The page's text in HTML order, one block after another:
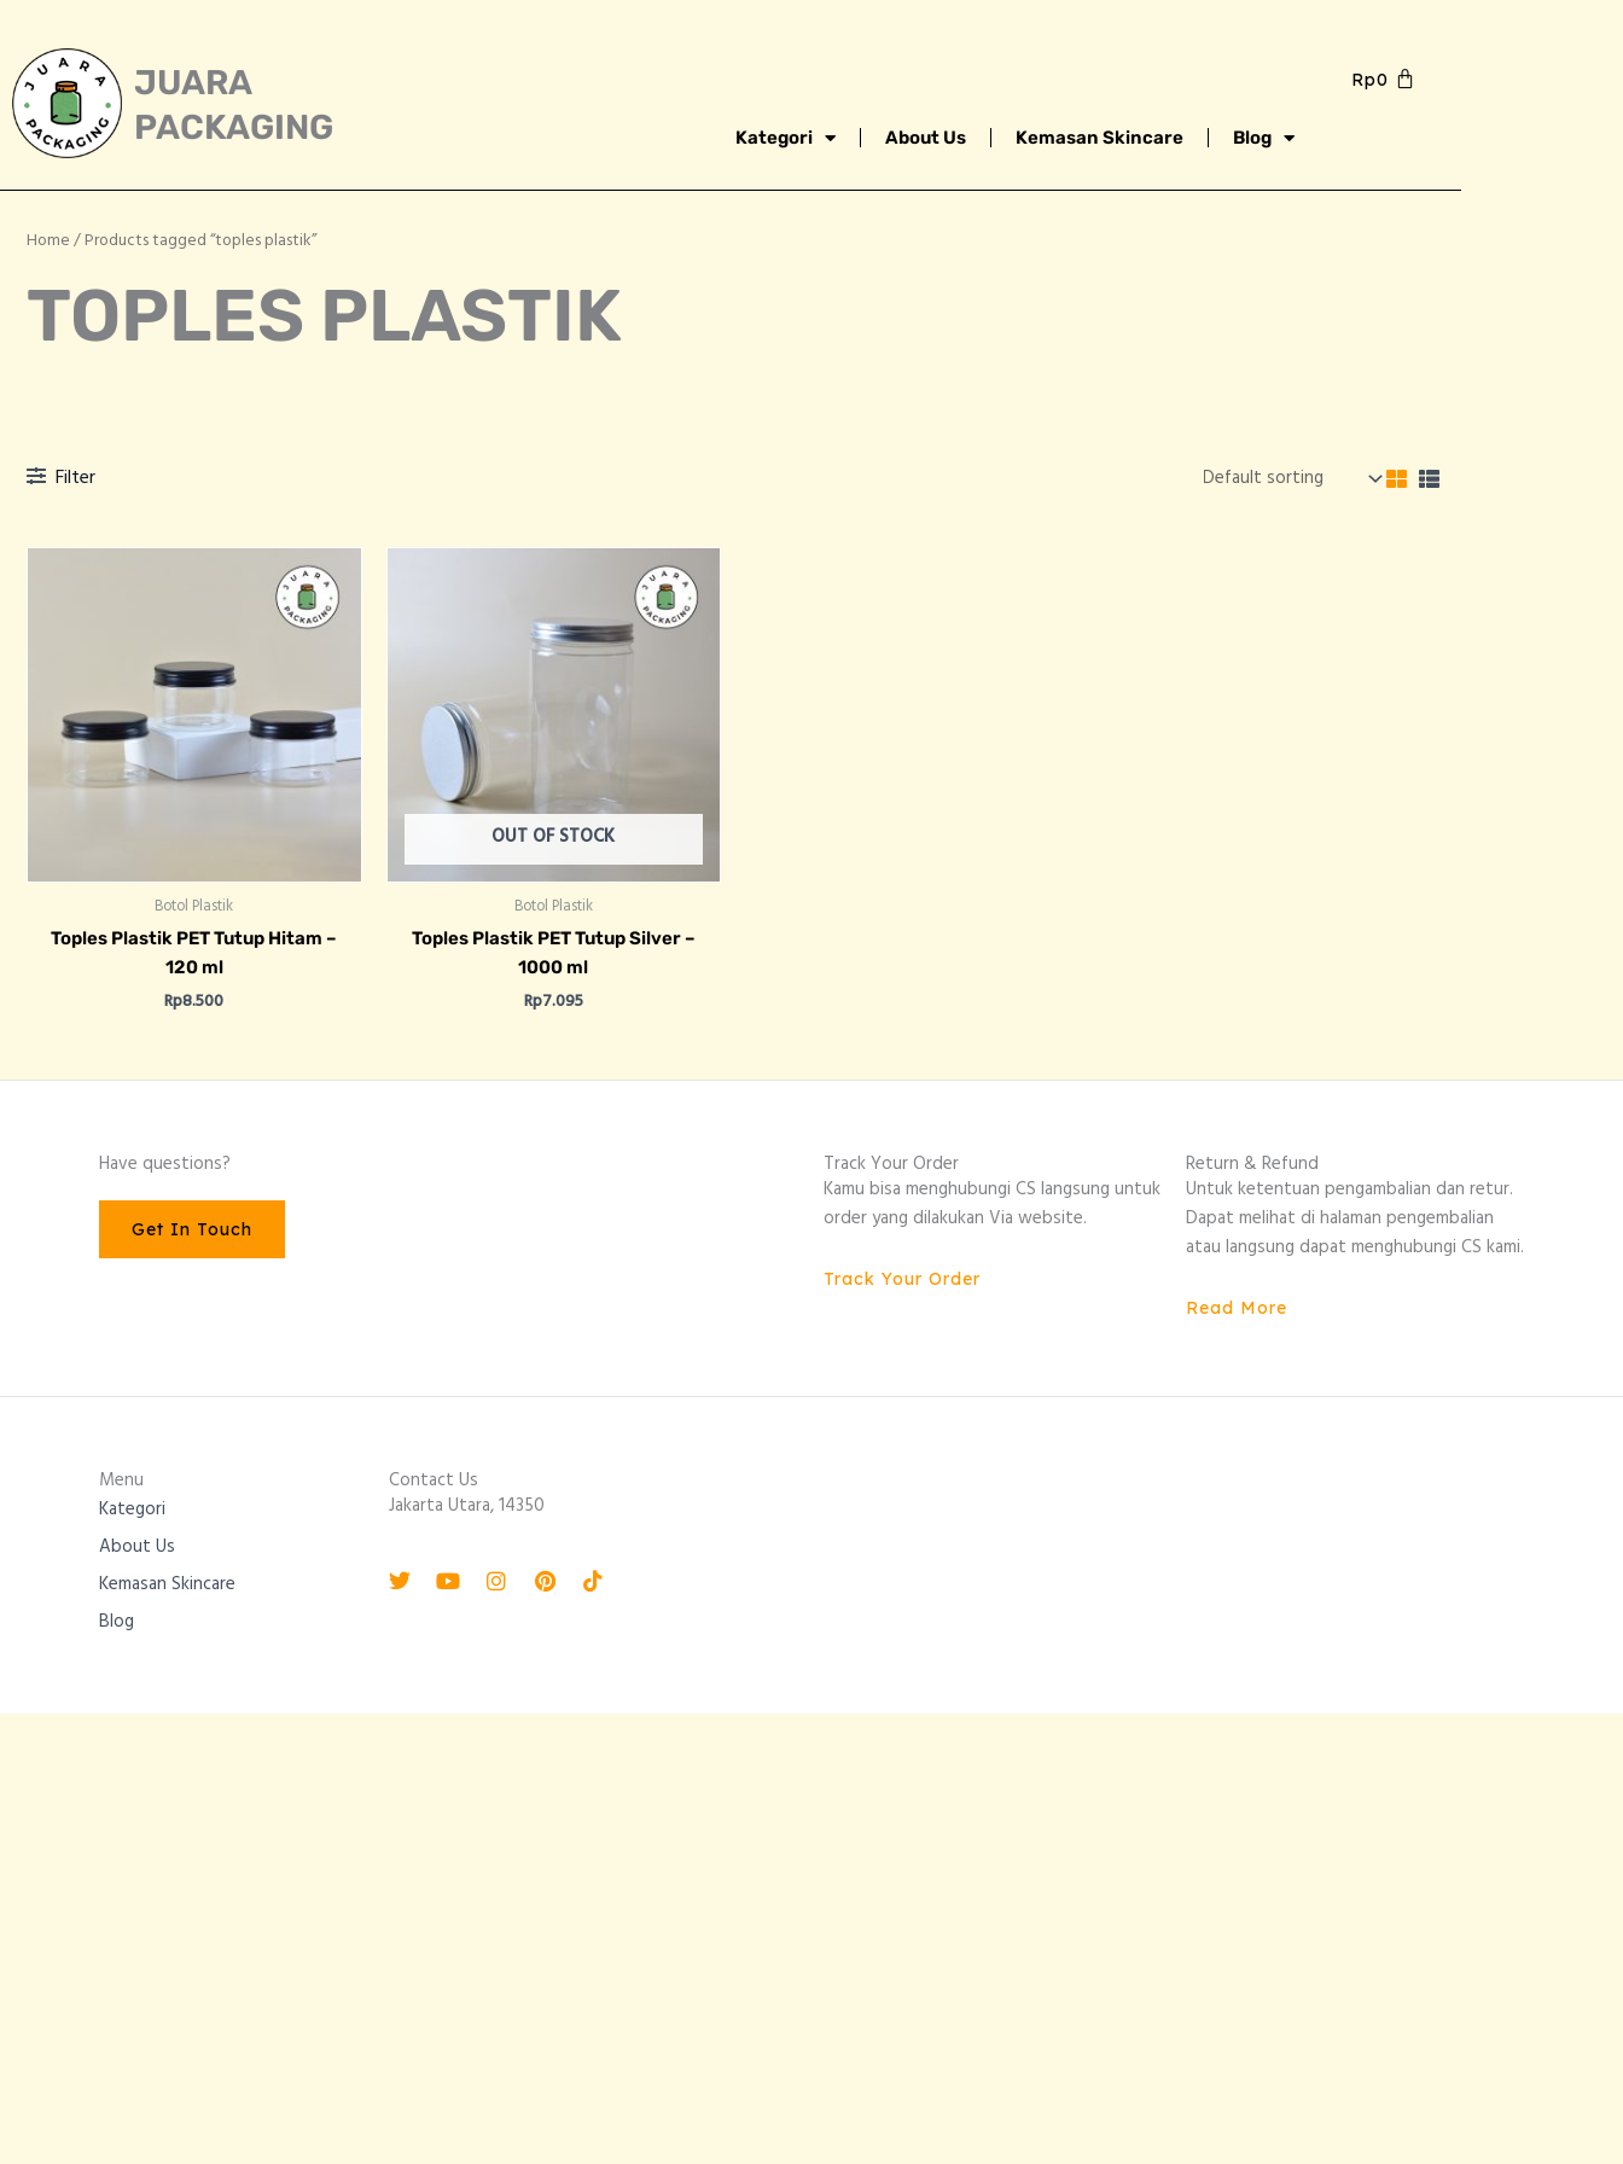
content
JUARA
PACKAGING
Rp0
Kategori About Us Kemasan Skincare Blog
Home/ Products tagged “toples plastik”
TOPLES PLASTIK
Filter
Botol Plastik
Toples Plastik PET Tutup Hitam –
120 ml
Rp8.500
OUT OF STOCK
Botol Plastik
Toples Plastik PET Tutup Silver –
1000 ml
Rp7.095
Have questions?
Get In Touch
Track Your Order
Kamu bisa menghubungi CS langsung untuk
order yang dilakukan Via website.
Track Your Order
Return & Refund
Untuk ketentuan pengambalian dan retur.
Dapat melihat di halaman pengembalian
atau langsung dapat menghubungi CS kami.
Read More
Menu
Kategori
About Us
Kemasan Skincare
Blog
Contact Us
Jakarta Utara, 14350
InstagramPinterestTiktok